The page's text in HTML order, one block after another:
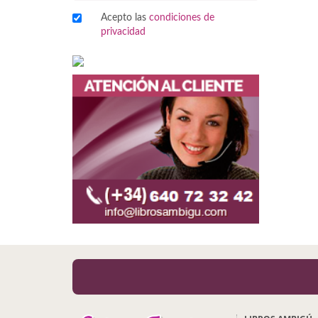
Acepto las condiciones de
privacidad